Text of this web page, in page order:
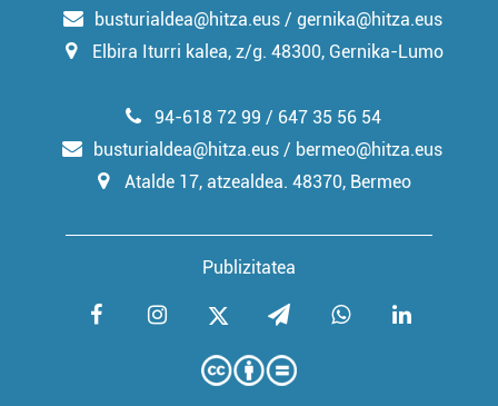
busturialdea@hitza.eus / gernika@hitza.eus
Elbira Iturri kalea, z/g. 48300, Gernika-Lumo
Publizitatea
94-618 72 99 / 647 35 56 54
busturialdea@hitza.eus / bermeo@hitza.eus
Atalde 17, atzealdea. 48370, Bermeo